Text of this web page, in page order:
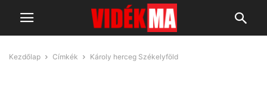
Kezdőlap Címkék Károly herceg Székelyföld